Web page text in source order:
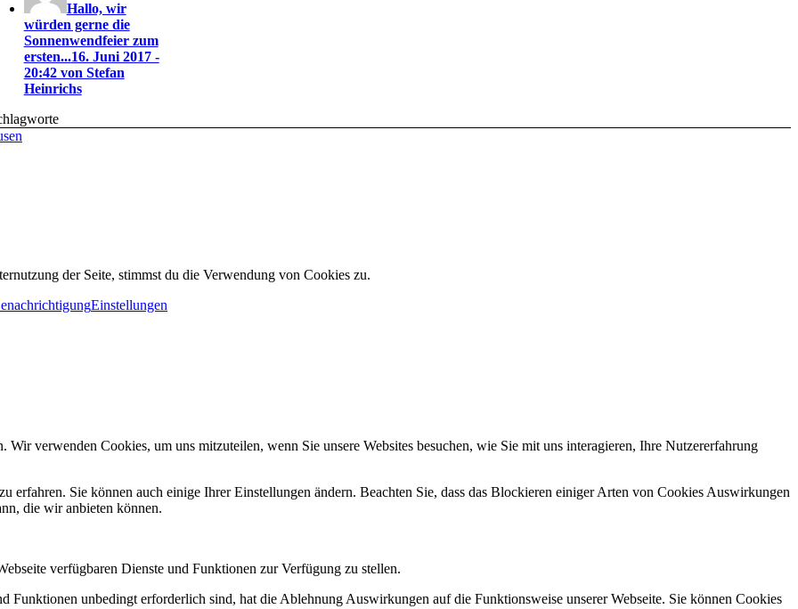
Hallo, wir
würden gerne die
Sonnenwendfeier zum
ersten...16. Juni 2017 -
20:42 von Stefan
Heinrichs
der Seite, stimmst du die Verwendung von Cookies zu.
Einstellungen
verwenden Cookies, um uns mitzuteilen, wenn Sie unsere Websites besuchen, wie Sie mit uns interagieren, Ihre Nutzererfahrung
erfahren. Sie können auch einige Ihrer Einstellungen ändern. Beachten Sie, dass das Blockieren einiger Arten von Cookies Auswirkungen
die wir anbieten können.
verfügbaren Dienste und Funktionen zur Verfügung zu stellen.
Funktionen unbedingt erforderlich sind, hat die Ablehnung Auswirkungen auf die Funktionsweise unserer Webseite. Sie können Cookies